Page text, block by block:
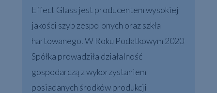
Effect Glass jest producentem wysokiej
jakości szyb zespolonych oraz szkła
hartowanego. W Roku Podatkowym 2020
Spółka prowadziła działalność
gospodarczą z wykorzystaniem
posiadanych środków produkcji